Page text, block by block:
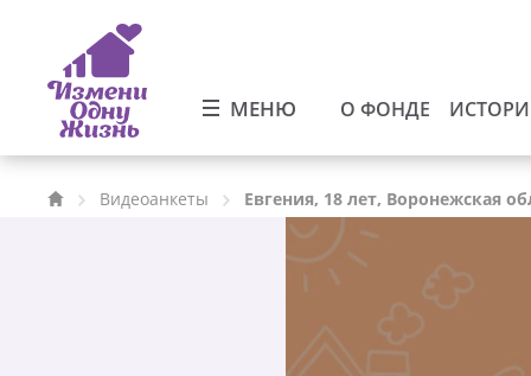
МЕНЮ О ФОНДЕ
Видеоанкеты Евгения, 18 лет, Воронежская